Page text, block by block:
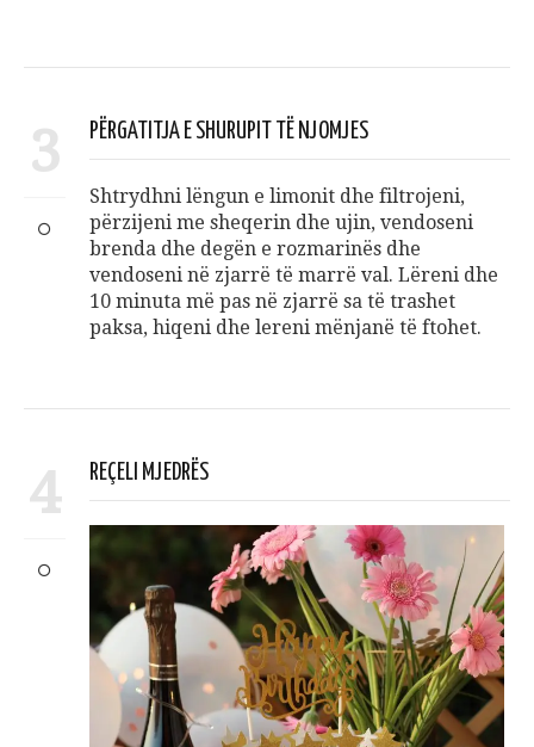
3 PËRGATITJA E SHURUPIT TË NJOMJES
Shtrydhni lëngun e limonit dhe filtrojeni,
përzijeni me sheqerin dhe ujin, vendoseni
brenda dhe degën e rozmarinës dhe
vendoseni në zjarrë të marrë val. Lëreni dhe
10 minuta më pas në zjarrë sa të trashet
paksa, hiqeni dhe lereni mënjanë të ftohet.
4 REÇELI MJEDRËS